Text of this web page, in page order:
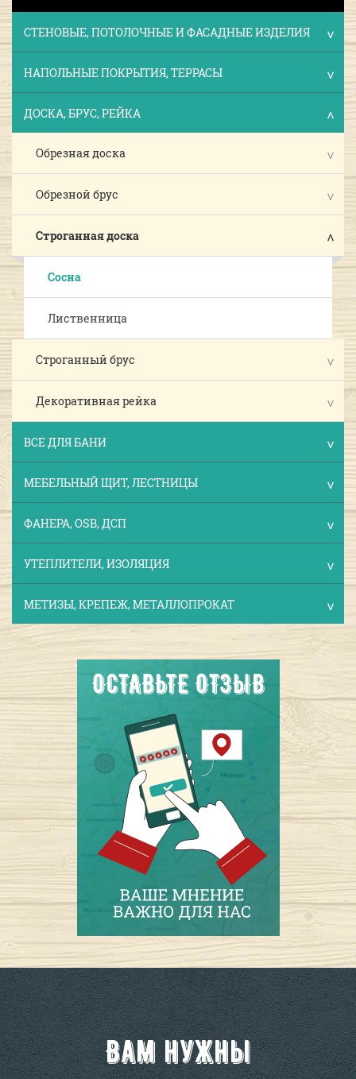
СТЕНОВЫЕ, ПОТОЛОЧНЫЕ И ФАСАДНЫЕ ИЗДЕЛИЯ
НАПОЛЬНЫЕ ПОКРЫТИЯ, ТЕРРАСЫ
ДОСКА, БРУС, РЕЙКА
Обрезная доска
Обрезной брус
Строганная доска
Сосна
Лиственница
Строганный брус
Декоративная рейка
ВСЕ ДЛЯ БАНИ
МЕБЕЛЬНЫЙ ЩИТ, ЛЕСТНИЦЫ
ФАНЕРА, OSB, ДСП
УТЕПЛИТЕЛИ, ИЗОЛЯЦИЯ
МЕТИЗЫ, КРЕПЕЖ, МЕТАЛЛОПРОКАТ
Вам нужны